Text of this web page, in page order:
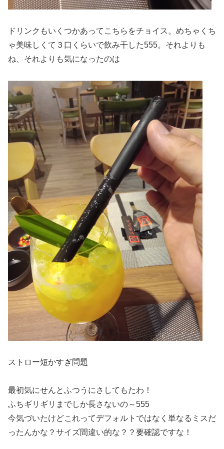
ドリンクもいくつかあってこちらをチョイス。めちゃくち
ゃ美味しくて３口くらいで飲み干した555。それよりも
ね、それよりも気になったのは
ストロー短かすぎ問題
最初気にせんとふつうにさしてもたわ！
ふちギリギリまでしか長さないの～555
今気づいたけどこれってデフォルトではなく単なるミスだ
ったんかな？サイズ間違い的な？？要確認ですな！